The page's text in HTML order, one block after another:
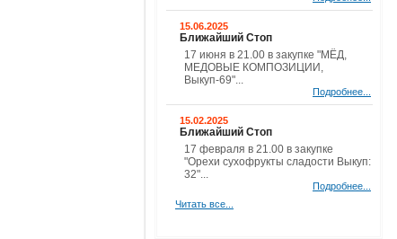
15.06.2025
Ближайший Стоп
17 июня в 21.00 в закупке "МЁД,
МЕДОВЫЕ КОМПОЗИЦИИ,
Выкуп-69"...
Подробнее...
15.02.2025
Ближайший Стоп
17 февраля в 21.00 в закупке
"Орехи сухофрукты сладости Выкуп:
32"...
Подробнее...
Читать все...